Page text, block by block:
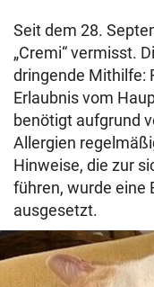
Seit dem 28.
„Cremi“ vermisst.
dringende Mithilfe:
Erlaubnis vom
benötigt aufgrund
Allergien
Hinweise, die zur
führen, wurde eine
ausgesetzt.